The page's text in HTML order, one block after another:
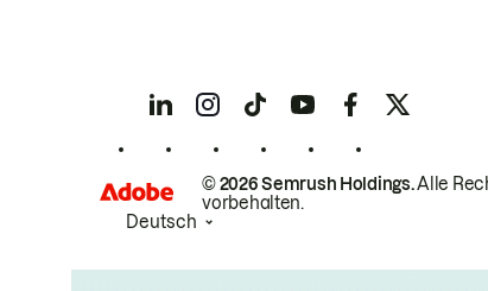
© 2026 Semrush Holdings.Alle
vorbehalten.
Deutsch